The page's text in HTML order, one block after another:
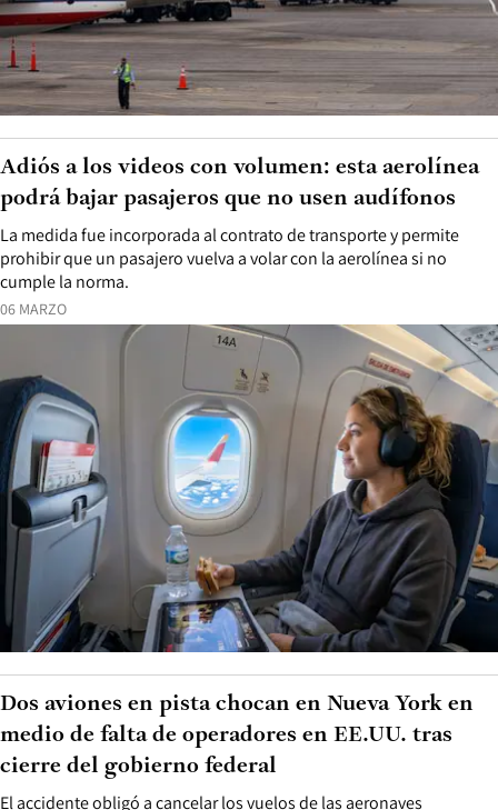
06 MARZO
La medida fue incorporada al contrato de transporte y permite
prohibir que un pasajero vuelva a volar con la aerolínea si no
cumple la norma.
Adiós a los videos con volumen: esta aerolínea
podrá bajar pasajeros que no usen audífonos
El accidente obligó a cancelar los vuelos de las aeronaves
Dos aviones en pista chocan en Nueva York en
medio de falta de operadores en EE.UU. tras
cierre del gobierno federal